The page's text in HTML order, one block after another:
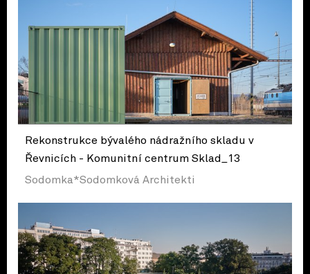
Rekonstrukce bývalého nádražního skladu v
Řevnicích - Komunitní centrum Sklad_13
Sodomka*Sodomková Architekti